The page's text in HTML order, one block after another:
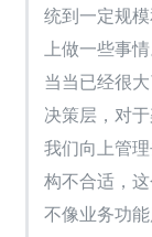
统到一定规
上做一些事情
当当已经很
决策层，对
我们向上管
构不合适，
不像业务功